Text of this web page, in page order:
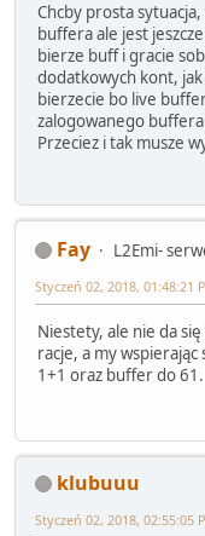
Chcby prosta
buffera ale jest
bierze buff i gracie
dodatkowych kont,
bierzecie bo live
zalogowanego
Przeciez i tak musze
Fay
L2Emi-
Styczeń 02, 2018, 01:48:21
Niestety, ale nie da
racje, a my wspierając
1+1 oraz buffer do 61.
klubuuu
Styczeń 02, 2018, 02:55:05